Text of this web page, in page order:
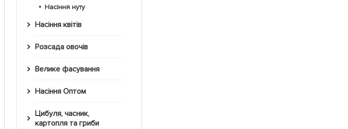
Насіння нуту
Насіння квітів
Розсада овочів
Велике фасування
Насіння Оптом
Цибуля, часник,
картопля та гриби